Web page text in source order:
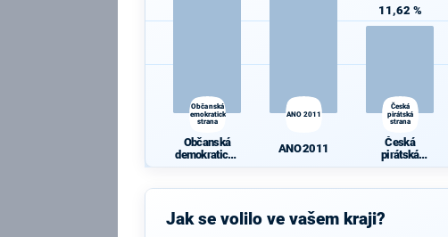
Občanská
demokratická
strana
Občanská
demokratická
ANO 2011
ANO 2011
11,62 %
Česká
pirátská
strana
Česká
pirátská
Jak se volilo ve vašem kraji?